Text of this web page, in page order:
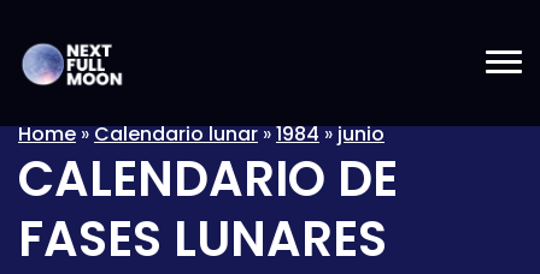
Home»Calendario lunar»1984»junio
CALENDARIO DE
FASES LUNARES